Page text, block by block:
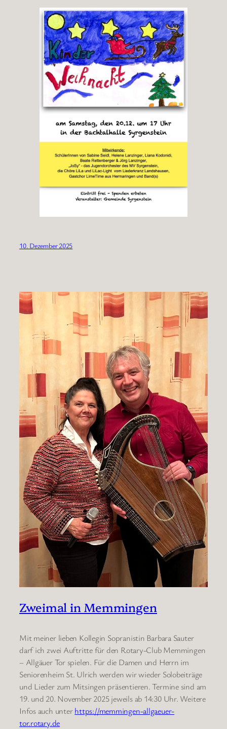
10. Dezember 2025
Zweimal in Memmingen
Mit meiner lieben Kollegin Sopranistin Barbara Sauter
darf ich zwei Auftritte für den Rotary-Club Memmingen
– Allgäuer Tor spielen. Für die Damen und Herrn im
Seniorenheim St. Ulrich werden wir wieder Solobeiträge
und Lieder zum Mitsingen präsentieren. Termine sind am
19. und 20. November 2025 jeweils ab 14:30 Uhr. Weitere
Infos auch unterhttps://memmingen-allgaeuer-
tor.rotary.de